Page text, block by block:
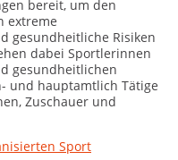
bereit, um den
extreme
gesundheitliche Risiken
dabei Sportlerinnen
gesundheitlichen
und hauptamtlich Tätige
Zuschauer und
Sport